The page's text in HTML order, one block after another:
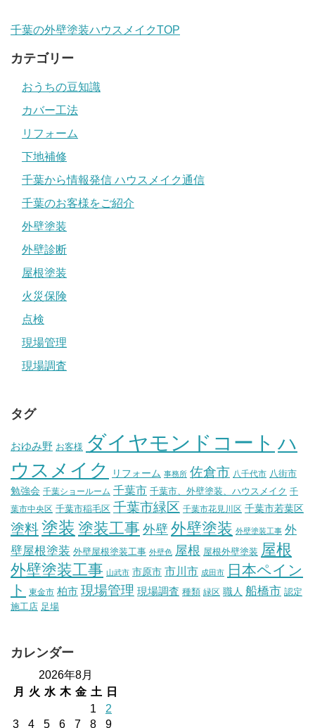
千葉の外壁塗装ハウスメイクTOP
カテゴリー
おうちの豆知識
カバー工法
リフォーム
下地補修
千葉から情報発信 ハウスメイク通信
千葉のお客様をご紹介
外壁塗装
外壁診断
屋根塗装
火災保険
点検
現場管理
現場調査
タグ
おゆみ野 お客様 ダイヤモンドコート ハ
ウスメイク
リフォーム 事務所 佐倉市 八千代市 八街市
勉強会 千葉ショールーム 千葉市 千葉市、外壁塗装、ハウスメイク 千
葉市中央区 千葉市稲毛区 千葉市緑区 千葉市花見川区 千葉市若葉区
塗料塗装 塗装工事 外壁 外壁塗装 外壁塗装工事 外
壁屋根塗装 外壁屋根塗装工事 外壁色 屋根 屋根外壁塗装 屋根
外壁塗装工事 山武市 市原市 市川市 成田市
日本ペイン
ト
東金市 柏市 現場管理 現場調査 種類 緑区 職人 船橋市 認定
施工店 足場
カレンダー
2026年8月
月
火 水 木 金 土
日
1
2
3
4 5 6 7 8 9